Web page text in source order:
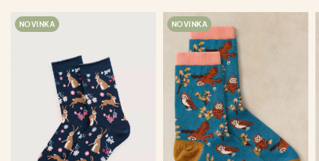
NOVINKA NOVINKA